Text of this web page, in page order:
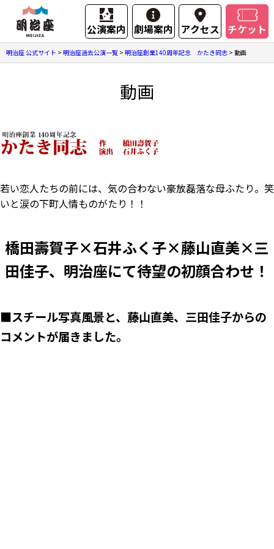
公演案内 劇場案内 アクセス チケット
明治座 公式サイト > 明治座過去公演一覧 > 明治座創業140周年記念 かたき同志 > 動画
動画
若い恋人たちの前には、気の合わない豪放磊落な母ふたり。笑
いと涙の下町人情ものがたり！！
橋田壽賀子×石井ふく子×藤山直美×三
田佳子、明治座にて待望の初顔合わせ！
■スチール写真風景と、藤山直美、三田佳子からの
コメントが届きました。